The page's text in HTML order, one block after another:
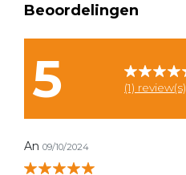
Beoordelingen
5 (1) review(s)
An 09/10/2024